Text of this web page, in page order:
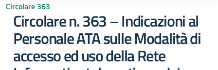
Circolare 363
Circolare n. 363 – Indicazioni al
Personale ATA sulle Modalità di
accesso ed uso della Rete